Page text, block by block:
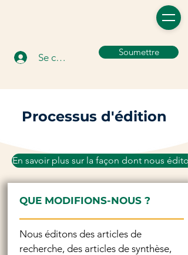
Se connecter Soumettre
Processus d'édition
En savoir plus sur la façon dont nous
QUE MODIFIONS-NOUS ?
Nous éditons des articles de
recherche, des articles de synthèse,